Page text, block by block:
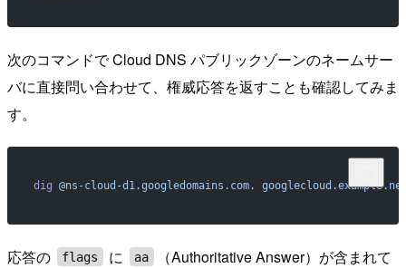
次のコマンドで Cloud DNS パブリックゾーンのネームサー
バに直接問い合わせて、権威応答を返すことも確認してみま
す。
dig @ns-cloud-d1.googledomains.com.
応答の flags に aa
（Authoritative Answer）が含まれて